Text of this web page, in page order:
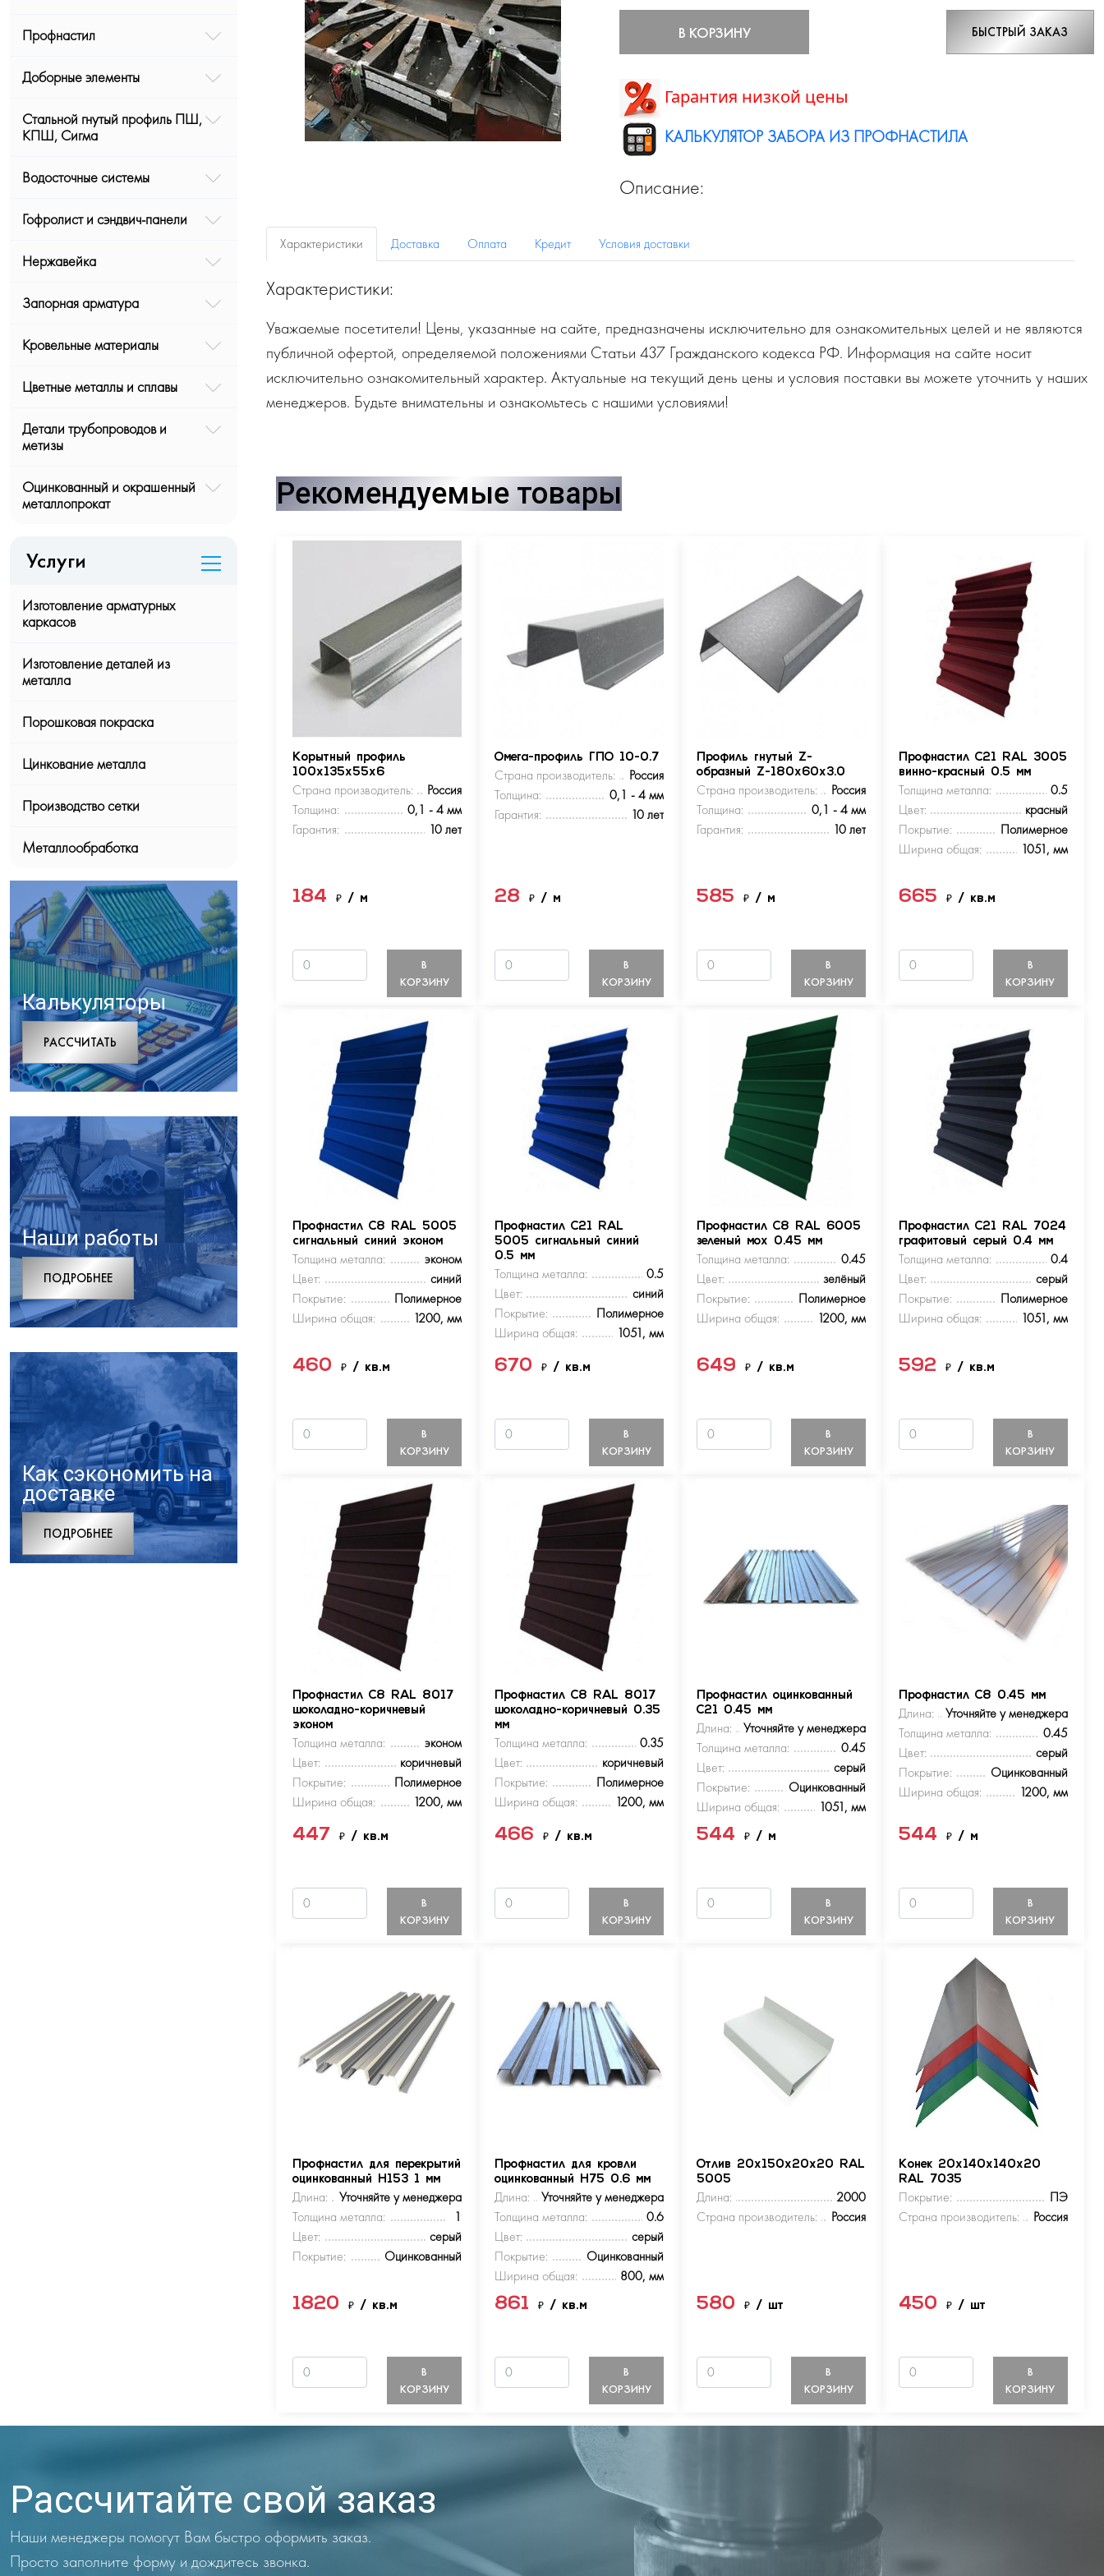
Профнастил
Доборные элементы
Стальной гнутый профиль ПШ,
КПШ, Сигма
Водосточные системы
Гофролист и сэндвич-панели
Нержавейка
Запорная арматура
Кровельные материалы
Цветные металлы и сплавы
Детали трубопроводов и
метизы
Оцинкованный и окрашенный
металлопрокат
Услуги
Изготовление арматурных
каркасов
Изготовление деталей из
металла
Порошковая покраска
Цинкование металла
Производство сетки
Металлообработка
Калькуляторы
РАCСЧИТАТЬ
Наши работы
ПОДРОБНЕЕ
Как сэкономить на
доставке
ПОДРОБНЕЕ
В КОРЗИНУ БЫСТРЫЙ ЗАКАЗ
Гарантия низкой цены
КАЛЬКУЛЯТОР ЗАБОРА ИЗ ПРОФНАСТИЛА
Описание:
Характеристики Доставка Оплата Кредит Условия доставки
Характеристики:
Уважаемые посетители! Цены, указанные на сайте, предназначены исключительно для ознакомительных целей и не являются
публичной офертой, определяемой положениями Статьи 437 Гражданского кодекса РФ. Информация на сайте носит
исключительно ознакомительный характер. Актуальные на текущий день цены и условия поставки вы можете уточнить у наших
менеджеров. Будьте внимательны и ознакомьтесь с нашими условиями!
Рекомендуемые товары
Корытный профиль
100х135х55х6
Страна производитель:
Россия
Толщина:
0,1 - 4 мм
Гарантия:
10 лет
184₽/ м
В
КОРЗИНУ
Омега-профиль ГПО 10-0.7
Страна производитель:
Россия
Толщина:
0,1 - 4 мм
Гарантия:
10 лет
28₽/ м
В
КОРЗИНУ
Профиль гнутый Z-
образный Z-180х60х3.0
Страна производитель:
Россия
Толщина:
0,1 - 4 мм
Гарантия:
10 лет
585₽/ м
В
КОРЗИНУ
Профнастил С21 RAL 3005
винно-красный 0.5 мм
Толщина металла:
0.5
Цвет:
красный
Покрытие:
Полимерное
Ширина общая:
1051, мм
665 ₽ / кв.м
В
КОРЗИНУ
Профнастил С8 RAL 5005
сигнальный синий эконом
Толщина металла:
эконом
Цвет:
синий
Покрытие:
Полимерное
Ширина общая:
1200, мм
460₽/ кв.м
В
КОРЗИНУ
Профнастил С21 RAL
5005 сигнальный синий
0.5 мм
Толщина металла:
0.5
Цвет:
синий
Покрытие:
Полимерное
Ширина общая:
1051, мм
670₽/ кв.м
В
КОРЗИНУ
Профнастил С8 RAL 6005
зеленый мох 0.45 мм
Толщина металла:
0.45
Цвет:
зелёный
Покрытие:
Полимерное
Ширина общая:
1200, мм
649₽/ кв.м
В
КОРЗИНУ
Профнастил С21 RAL 7024
графитовый серый 0.4 мм
Толщина металла:
0.4
Цвет:
серый
Покрытие:
Полимерное
Ширина общая:
1051, мм
592 ₽ / кв.м
В
КОРЗИНУ
Профнастил С8 RAL 8017
шоколадно-коричневый
эконом
Толщина металла:
эконом
Цвет:
коричневый
Покрытие:
Полимерное
Ширина общая:
1200, мм
447₽/ кв.м
В
КОРЗИНУ
Профнастил С8 RAL 8017
шоколадно-коричневый 0.35
мм
Толщина металла:
0.35
Цвет:
коричневый
Покрытие:
Полимерное
Ширина общая:
1200, мм
466₽/ кв.м
В
КОРЗИНУ
Профнастил оцинкованный
С21 0.45 мм
Длина:
Уточняйте у менеджера
Толщина металла:
0.45
Цвет:
серый
Покрытие:
Оцинкованный
Ширина общая:
1051, мм
544₽/ м
В
КОРЗИНУ
Профнастил С8 0.45 мм
Длина:
Уточняйте у менеджера
Толщина металла:
0.45
Цвет:
серый
Покрытие:
Оцинкованный
Ширина общая:
1200, мм
544 ₽ / м
В
КОРЗИНУ
Профнастил для перекрытий
оцинкованный Н153 1 мм
Длина:
Уточняйте у менеджера
Толщина металла:
1
Цвет:
серый
Покрытие:
Оцинкованный
1820₽/ кв.м
В
КОРЗИНУ
Профнастил для кровли
оцинкованный Н75 0.6 мм
Длина:
Уточняйте у менеджера
Толщина металла:
0.6
Цвет:
серый
Покрытие:
Оцинкованный
Ширина общая:
800, мм
861₽/ кв.м
В
КОРЗИНУ
Отлив 20х150х20х20 RAL
5005
Длина:
2000
Страна производитель:
Россия
580₽/ шт
В
КОРЗИНУ
Конек 20х140х140х20
RAL 7035
Покрытие:
ПЭ
Страна производитель:
Россия
450 ₽ / шт
В
КОРЗИНУ
Рассчитайте свой заказ
Наши менеджеры помогут Вам быстро оформить заказ.
Просто заполните форму и дождитесь звонка.